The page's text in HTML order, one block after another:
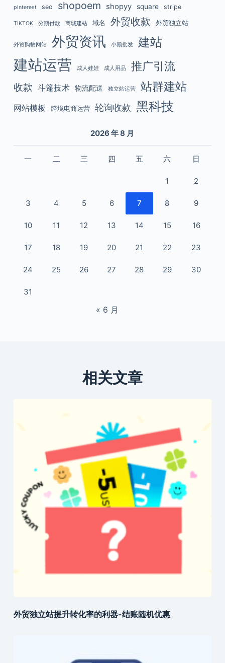
pinterest seo shopoem shopyy square stripe
TIKTOK 分期付款 商城建站 域名 外贸收款 外贸独立站
外贸购物网站 外贸资讯 小额批发 建站
建站运营 成人娃娃 成人用品 推广引流
收款 斗篷技术 物流配送 独立站运营 站群建站
网站模板 跨境电商运营 轮询收款 黑科技
2026 年 8 月
一 二 三 四 五 六 日
1 2
3 4 5 6 7 8 9
10 11 12 13 14 15 16
17 18 19 20 21 22 23
24 25 26 27 28 29 30
31
« 6 月
相关文章
外贸独立站提升转化率的利器-结账随机优惠